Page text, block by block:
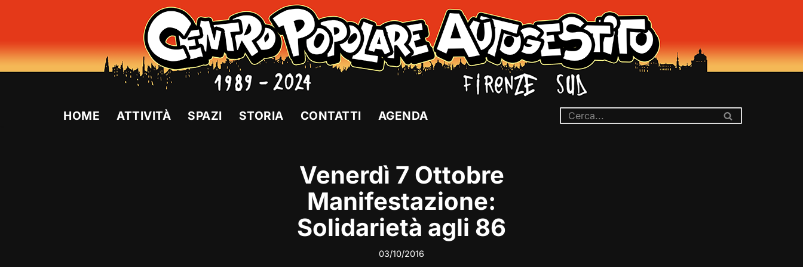
al
HOME ATTIVITÀ SPAZI STORIA CONTATTI AGENDA
Venerdì 7 Ottobre
Manifestazione:
Solidarietà agli 86
03/10/2016